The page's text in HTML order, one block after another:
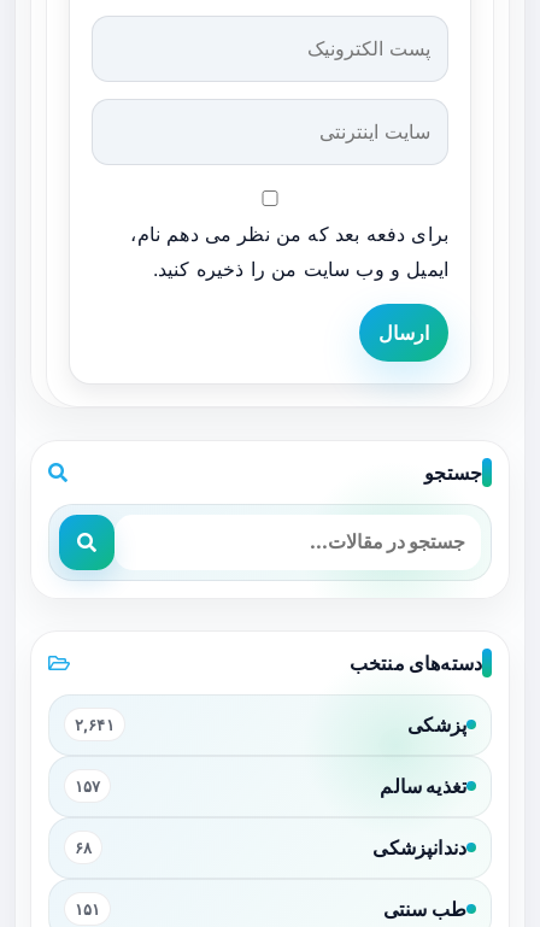
برای دفعه بعد که من نظر می دهم نام،
ایمیل و وب سایت من را ذخیره کنید.
ارسال
جستجو
دسته‌های منتخب
پزشکی ۲,۶۴۱
تغذیه سالم ۱۵۷
دندانپزشکی ۶۸
طب سنتی ۱۵۱